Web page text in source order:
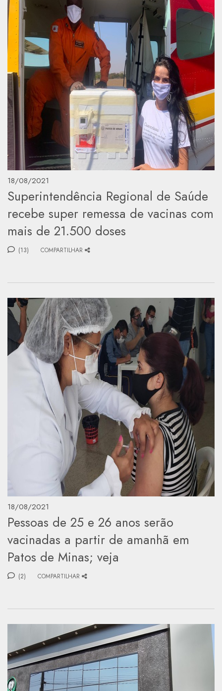
18/08/2021
Superintendência Regional de Saúde
recebe super remessa de vacinas com
mais de 21.500 doses
(13) COMPARTILHAR
18/08/2021
Pessoas de 25 e 26 anos serão
vacinadas a partir de amanhã em
Patos de Minas; veja
(2) COMPARTILHAR